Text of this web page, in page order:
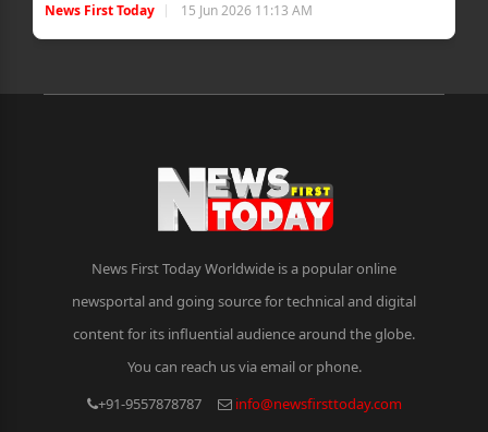
News First Today 15 Jun 2026 11:13 AM
News First Today Worldwide is a popular online
newsportal and going source for technical and digital
content for its influential audience around the globe.
You can reach us via email or phone.
+91-9557878787
info@newsfirsttoday.com